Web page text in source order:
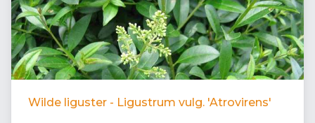
Wilde liguster - Ligustrum vulg. 'Atrovirens'